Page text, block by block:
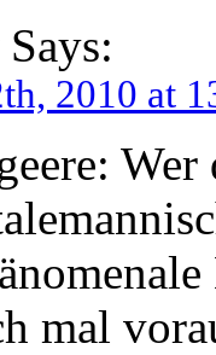
Says:
2010 at
mal